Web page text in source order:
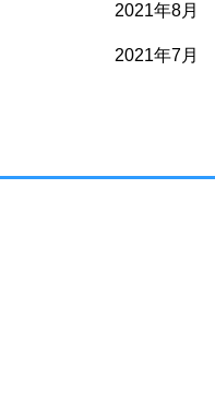
2021年8月
2021年7月